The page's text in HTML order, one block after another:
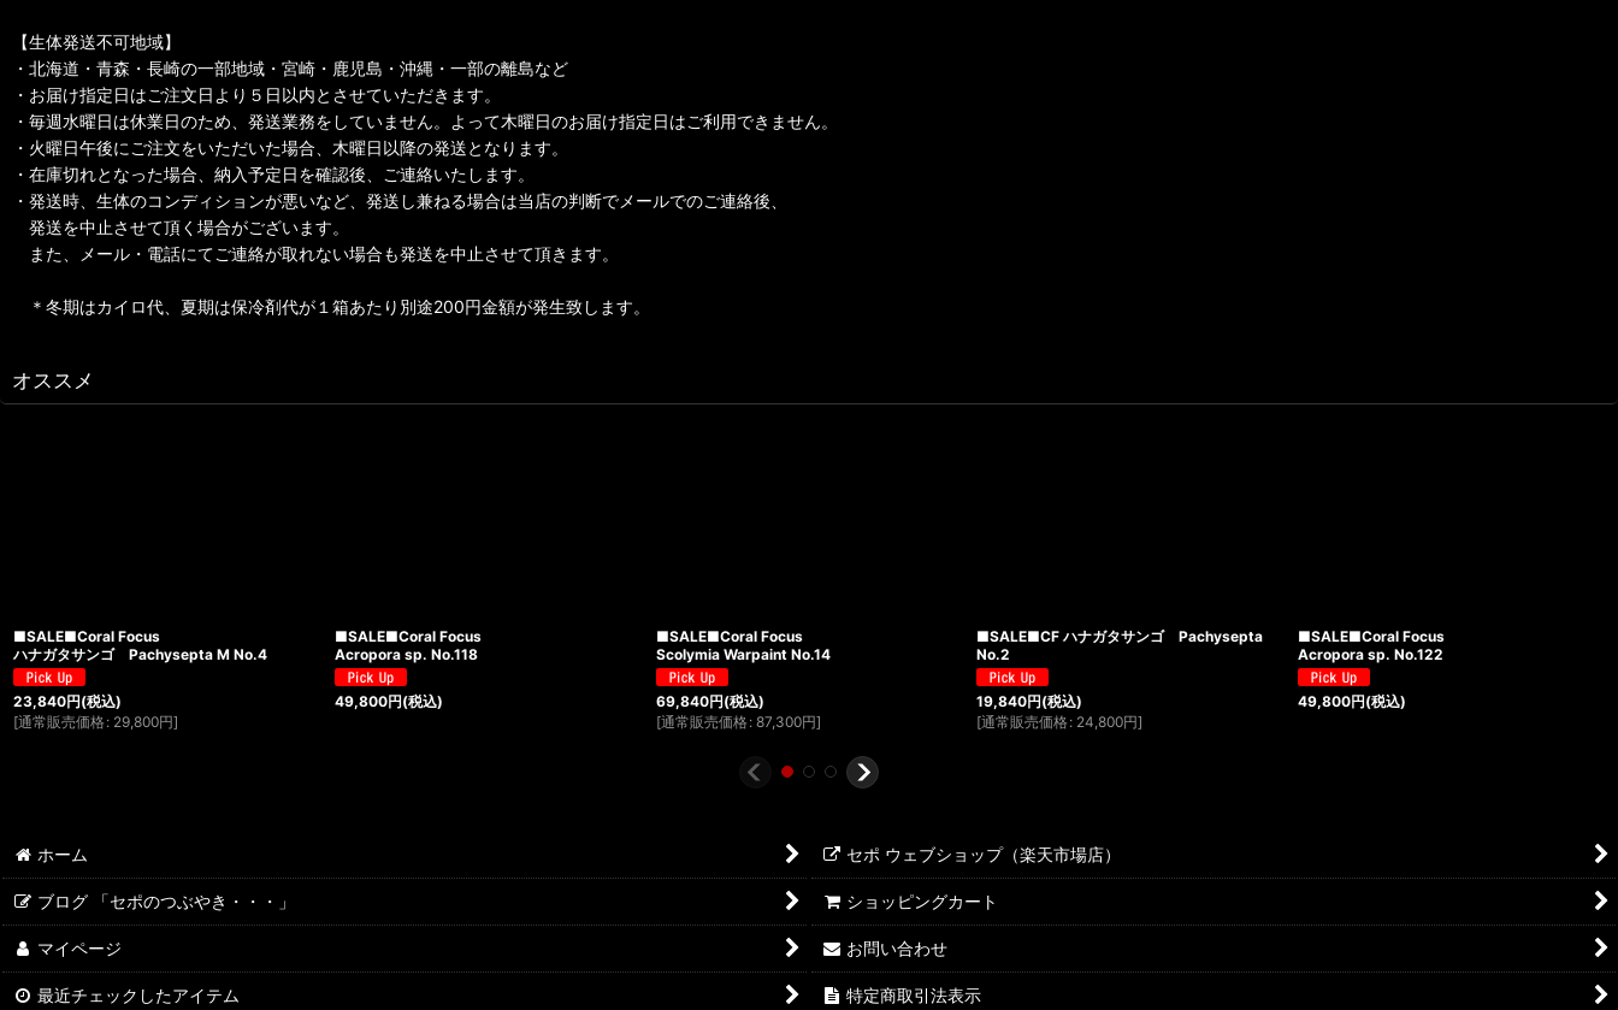
【生体発送不可地域】
・北海道・青森・長崎の一部地域・宮崎・鹿児島・沖縄・一部の離島など
・お届け指定日はご注文日より５日以内とさせていただきます。
・毎週水曜日は休業日のため、発送業務をしていません。よって木曜日のお届け指定日はご利用できません。
・火曜日午後にご注文をいただいた場合、木曜日以降の発送となります。
・在庫切れとなった場合、納入予定日を確認後、ご連絡いたします。
・発送時、生体のコンディションが悪いなど、発送し兼ねる場合は当店の判断でメールでのご連絡後、
発送を中止させて頂く場合がございます。
また、メール・電話にてご連絡が取れない場合も発送を中止させて頂きます。
＊冬期はカイロ代、夏期は保冷剤代が１箱あたり別途200円金額が発生致します。
オススメ
■SALE■Coral Focus
ハナガタサンゴ Pachysepta M No.4
23,840円(税込)
[通常販売価格 : 29,800円]
■SALE■Coral Focus
Acropora sp. No.118
49,800円(税込)
■SALE■Coral Focus
Scolymia Warpaint No.14
69,840円(税込)
[通常販売価格 : 87,300円]
■SALE■CF ハナガタサンゴ Pachysepta
No.2
19,840円(税込)
[通常販売価格 : 24,800円]
■SALE■Coral Focus
Acropora sp. No.122
49,800円(税込)
ホーム セポ ウェブショップ（楽天市場店）
ブログ 「セポのつぶやき・・・」 ショッピングカート
マイページ お問い合わせ
最近チェックしたアイテム 特定商取引法表示